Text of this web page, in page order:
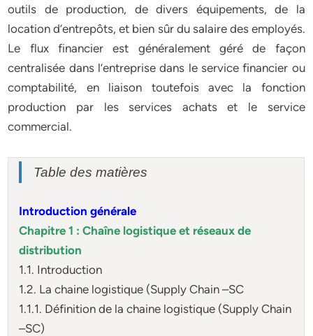
outils de production, de divers équipements, de la
location d’entrepôts, et bien sûr du salaire des employés.
Le flux financier est généralement géré de façon
centralisée dans l’entreprise dans le service financier ou
comptabilité, en liaison toutefois avec la fonction
production par les services achats et le service
commercial.
Table des matières
Introduction générale
Chapitre 1 : Chaîne logistique et réseaux de
distribution
1.1. Introduction
1.2. La chaine logistique (Supply Chain –SC
1.1.1. Définition de la chaine logistique (Supply Chain
–SC)